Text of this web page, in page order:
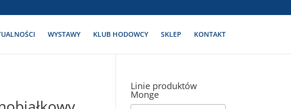
WYSTAWY KLUB HODOWCY SKLEP KONTAKT
Linie produktów
Monge